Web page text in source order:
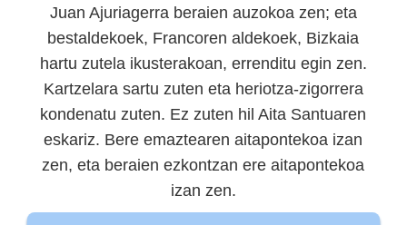
Juan Ajuriagerra beraien auzokoa zen; eta
bestaldekoek, Francoren aldekoek, Bizkaia
hartu zutela ikusterakoan, errenditu egin zen.
Kartzelara sartu zuten eta heriotza-zigorrera
kondenatu zuten. Ez zuten hil Aita Santuaren
eskariz. Bere emaztearen aitapontekoa izan
zen, eta beraien ezkontzan ere aitapontekoa
izan zen.